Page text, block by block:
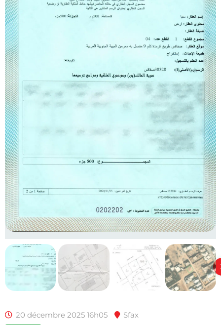
20 décembre 2025 16h05 Sfax